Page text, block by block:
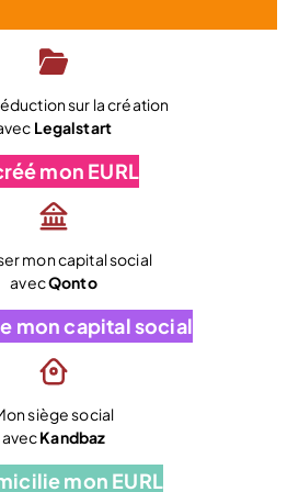
sur la création
Legalstart
mon EURL
mon capital social
avecQonto
mon capital social
siège social
avecKandbaz
mon EURL